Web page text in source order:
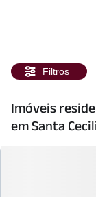
Filtros
Imóveis
em Santa